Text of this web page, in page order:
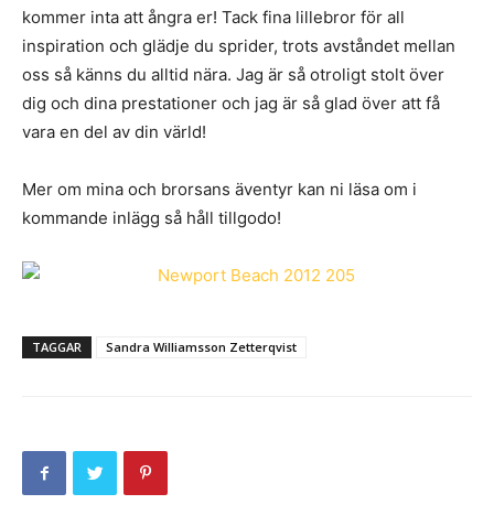
kommer inta att ångra er! Tack fina lillebror för all
inspiration och glädje du sprider, trots avståndet mellan
oss så känns du alltid nära. Jag är så otroligt stolt över
dig och dina prestationer och jag är så glad över att få
vara en del av din värld!
Mer om mina och brorsans äventyr kan ni läsa om i
kommande inlägg så håll tillgodo!
TAGGAR Sandra Williamsson Zetterqvist